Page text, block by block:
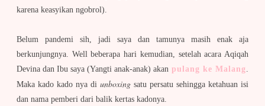
karena keasyikan ngobrol).
Belum pandemi sih, jadi saya dan tamunya masih enak aja
berkunjungnya. Well beberapa hari kemudian, setelah acara Aqiqah
Devina dan Ibu saya (Yangti anak-anak) akan pulang ke Malang .
Maka kado kado nya di unboxing satu persatu sehingga ketahuan isi
dan nama pemberi dari balik kertas kadonya.